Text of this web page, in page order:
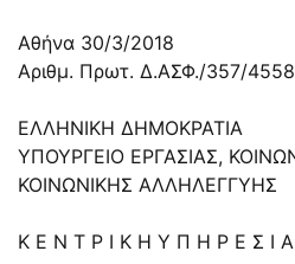
Αθήνα 30/3/2018
Αριθμ. Πρωτ. Δ.ΑΣΦ./357/
ΕΛΛΗΝΙΚΗ ΔΗΜΟΚΡΑΤΙΑ
ΥΠΟΥΡΓΕΙΟ ΕΡΓΑΣΙΑΣ,
ΚΟΙΝΩΝΙΚΗΣ ΑΛΛΗΛΕΓΓΥΗΣ
Κ Ε Ν Τ Ρ Ι Κ Η Υ Π Η Ρ Ε Σ Ι Α